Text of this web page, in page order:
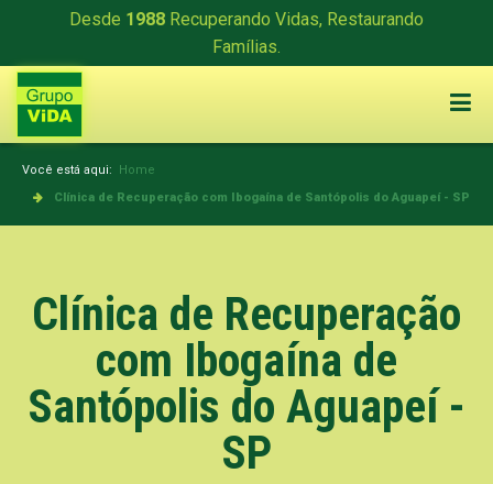
Desde 1988 Recuperando Vidas, Restaurando
Famílias.
Você está aqui: Home
Clínica de Recuperação com Ibogaína de Santópolis do Aguapeí - SP
Clínica de Recuperação
com Ibogaína de
Santópolis do Aguapeí -
SP